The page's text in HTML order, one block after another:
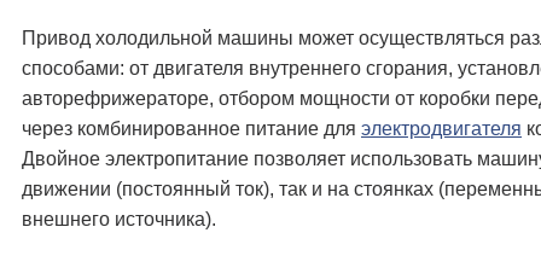
Привод холодильной машины может осуществляться
способами: от двигателя внутреннего сгорания,
авторефрижераторе, отбором мощности от коробки
через комбинированное питание для электродвигателя
Двойное электропитание позволяет использовать
движении (постоянный ток), так и на стоянках
внешнего источника).